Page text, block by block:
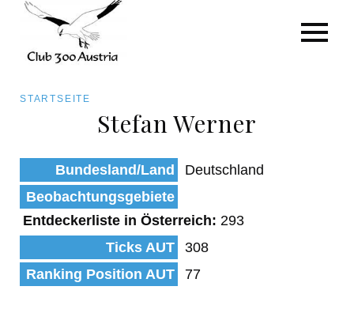
zum
Inhalt
Pfadnavigation
STARTSEITE
Stefan Werner
Bundesland/Land
Deutschland
Beobachtungsgebiete
Entdeckerliste in Österreich: 293
Ticks AUT
308
Ranking Position AUT
77
Art/Species
Status
Kategorie für die Österreich-Liste
Beobachtungen